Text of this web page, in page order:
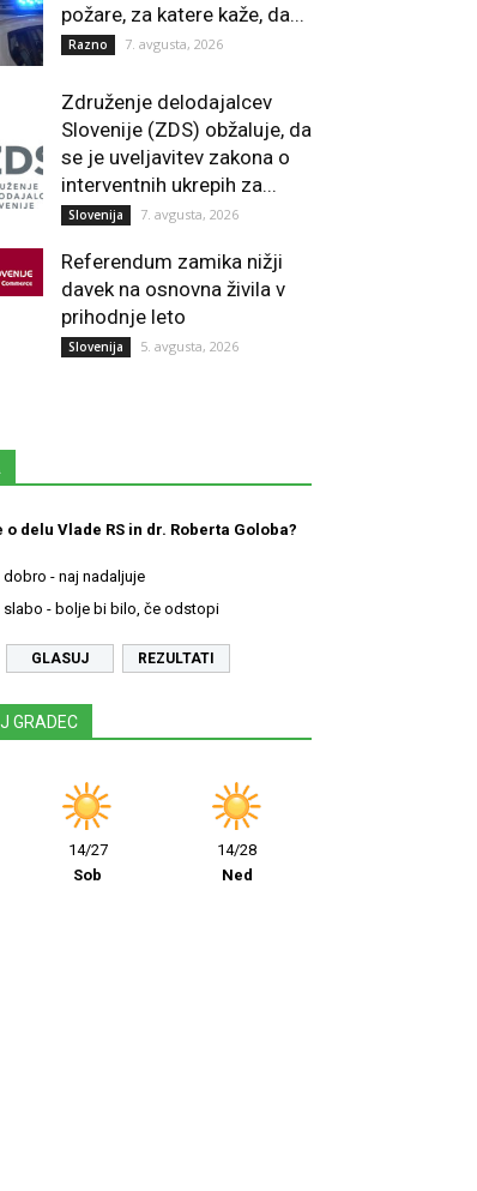
požare, za katere kaže, da...
Razno 7. avgusta, 2026
Združenje delodajalcev
Slovenije (ZDS) obžaluje, da
se je uveljavitev zakona o
interventnih ukrepih za...
Slovenija 7. avgusta, 2026
Referendum zamika nižji
davek na osnovna živila v
prihodnje leto
Slovenija 5. avgusta, 2026
o delu Vlade RS in dr. Roberta Goloba?
dobro - naj nadaljuje
slabo - bolje bi bilo, če odstopi
REZULTATI
GRADEC
14/27
Sob
14/28
Ned